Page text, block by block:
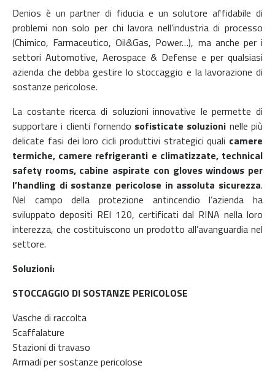
Denios è un partner di fiducia e un solutore affidabile di
problemi non solo per chi lavora nell’industria di processo
(Chimico, Farmaceutico, Oil&Gas, Power…), ma anche per i
settori Automotive, Aerospace & Defense e per qualsiasi
azienda che debba gestire lo stoccaggio e la lavorazione di
sostanze pericolose.
La costante ricerca di soluzioni innovative le permette di
supportare i clienti fornendo sofisticate soluzioni nelle più
delicate fasi dei loro cicli produttivi strategici quali camere
termiche, camere refrigeranti e climatizzate, technical
safety rooms, cabine aspirate con gloves windows per
l’handling di sostanze pericolose in assoluta sicurezza.
Nel campo della protezione antincendio l’azienda ha
sviluppato depositi REI 120, certificati dal RINA nella loro
interezza, che costituiscono un prodotto all’avanguardia nel
settore.
Soluzioni:
STOCCAGGIO DI SOSTANZE PERICOLOSE
Vasche di raccolta
Scaffalature
Stazioni di travaso
Armadi per sostanze pericolose